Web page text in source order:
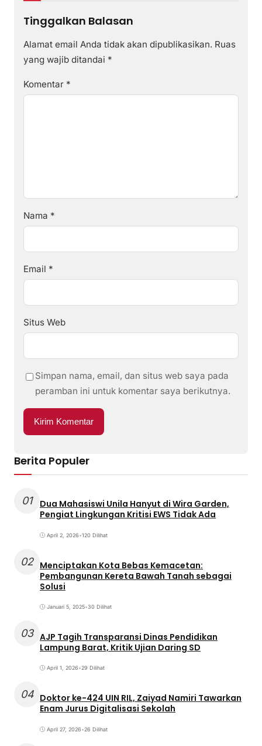
Tinggalkan Balasan
Alamat email Anda tidak akan dipublikasikan. Ruas
yang wajib ditandai *
Komentar *
Nama *
Email *
Situs Web
Simpan nama, email, dan situs web saya pada
peramban ini untuk komentar saya berikutnya.
Berita Populer
01
Dua Mahasiswi Unila Hanyut di Wira Garden,
Pengiat Lingkungan Kritisi EWS Tidak Ada
April 2, 2026•120 Dilihat
02 Menciptakan Kota Bebas Kemacetan:
Pembangunan Kereta Bawah Tanah sebagai
Solusi
Januari 5, 2025•30 Dilihat
03 AJP Tagih Transparansi Dinas Pendidikan
Lampung Barat, Kritik Ujian Daring SD
April 1, 2026•29 Dilihat
04 Doktor ke-424 UIN RIL, Zaiyad Namiri Tawarkan
Enam Jurus Digitalisasi Sekolah
April 27, 2026•26 Dilihat